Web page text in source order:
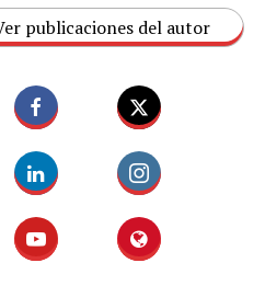
publicaciones del autor